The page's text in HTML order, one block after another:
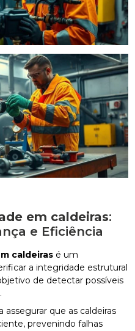
em caldeiras:
e Eficiência
caldeiras é um
a integridade estrutural
de detectar possíveis
assegurar que as caldeiras
prevenindo falhas